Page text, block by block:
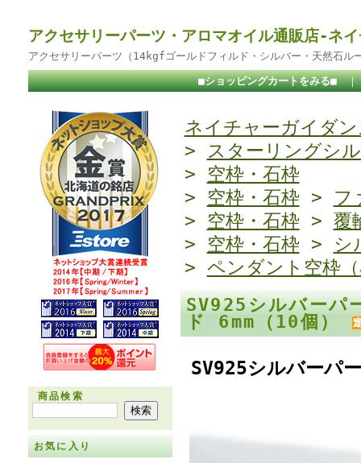
アクセサリーパーツ・アロマオイル通販店-ネ
アクセサリーパーツ（14kgfゴールドフィルド・シルバー・天然石ル
■ショッピングカートをみる■
商品検索
お気に入り
ネイチャーガイダン
> スターリングシ
> 空枠・石枠
> 空枠・石枠> フ
> 空枠・石枠> 覆
> 空枠・石枠> シ
> ペンダント空枠
SV925シルバーパ
ド 6mm（10個）
SV925シルバーパ